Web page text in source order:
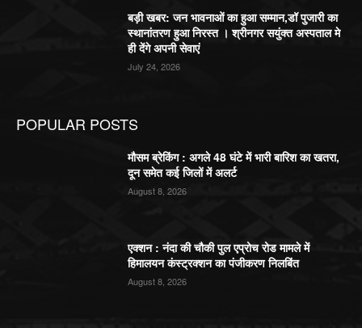
बड़ी खबर: जन भावनाओं का हुआ सम्मान,डॉ पुजारी का
स्थानांतरण हुआ निरस्त । श्रीनगर सयुंक्त अस्पताल मे
ही देंगे अपनी सेवाएं
July 24, 2026
POPULAR POSTS
मौसम ब्रेकिंग : अगले 48 घंटे में भारी बारिश का खतरा,
दून समेत कई जिलों में अलर्ट
August 8, 2026
एक्शन : नंदा की चौकी पुल एप्रोच रोड मामले में
हिमालयन कंस्ट्रक्शन का पंजीकरण निलबिंत
August 8, 2026